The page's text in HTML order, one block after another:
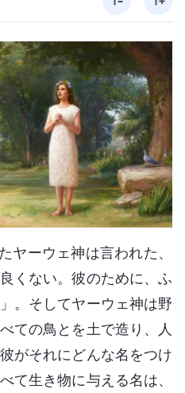
ーウェ神は言われた、
くない。彼のために、ふ
。そしてヤーウェ神は野
ての鳥とを土で造り、人
がそれにどんな名をつけ
て生き物に与える名は、